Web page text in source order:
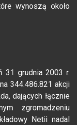
wynoszą około
31 grudnia 2003 r.
344.486.821 akcji
dających łącznie
zgromadzeniu
Netii nadal